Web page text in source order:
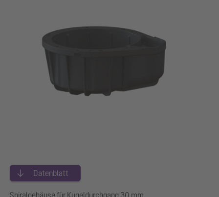
Datenblatt
Spiralgehäuse für Kugeldurchgang 30 mm